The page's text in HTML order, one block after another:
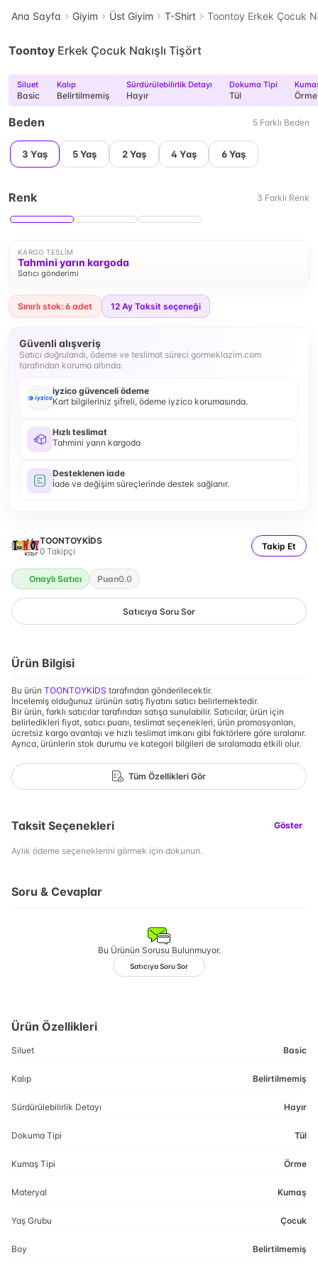
Ana Sayfa Giyim Üst Giyim T-Shirt Toontoy Erkek Çocuk
Toontoy Erkek Çocuk Nakışlı Tişört
Siluet
Basic
Kalıp
Belirtilmemiş
Sürdürülebilirlik Detayı
Hayır
Dokuma Tipi
Tül Örme
Beden 5 Farklı Beden
3 Yaş 5 Yaş 2 Yaş 4 Yaş 6 Yaş
Renk 3 Farklı Renk
KARGO TESLIM
Tahmini yarın kargoda
Satıcı gönderimi
Sınırlı stok: 6 adet 12 Ay Taksit seçeneği
Güvenli alışveriş
Satıcı doğrulandı, ödeme ve teslimat süreci gormeklazim.com
tarafından koruma altında.
iyzico güvenceli ödeme
Kart bilgileriniz şifreli, ödeme iyzico korumasında.
Hızlı teslimat
Tahmini yarın kargoda
Desteklenen iade
İade ve değişim süreçlerinde destek sağlanır.
TOONTOYKİDS
0 Takipçi Takip Et
Onaylı Satıcı Puan0.0
Satıcıya Soru Sor
Ürün Bilgisi
Bu ürün TOONTOYKİDS tarafından gönderilecektir.
İncelemiş olduğunuz ürünün satış fiyatını satıcı belirlemektedir.
Bir ürün, farklı satıcılar tarafından satışa sunulabilir. Satıcılar, ürün için
belirledikleri fiyat, satıcı puanı, teslimat seçenekleri, ürün promosyonları,
ücretsiz kargo avantajı ve hızlı teslimat imkanı gibi faktörlere göre sıralanır.
Ayrıca, ürünlerin stok durumu ve kategori bilgileri de sıralamada etkili olur.
Tüm Özellikleri Gör
Taksit Seçenekleri Göster
Aylık ödeme seçeneklerini görmek için dokunun.
Soru & Cevaplar
Bu Ürünün Sorusu Bulunmuyor.
Satıcıya Soru Sor
Ürün Özellikleri
Siluet Basic
Kalıp Belirtilmemiş
Sürdürülebilirlik Detayı Hayır
Dokuma Tipi Tül
Kumaş Tipi Örme
Materyal Kumaş
Yaş Grubu Çocuk
Boy Belirtilmemiş